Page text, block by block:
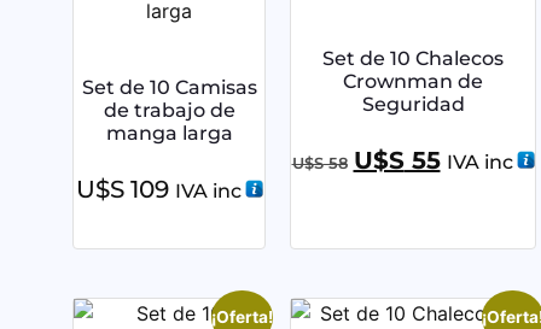
Set de 10 Camisas
de trabajo de
manga larga
U$S109 IVA inc
Set de 10 Chalecos
Crownman de
Seguridad
U$S58 U$S55 IVA inc
¡Oferta!